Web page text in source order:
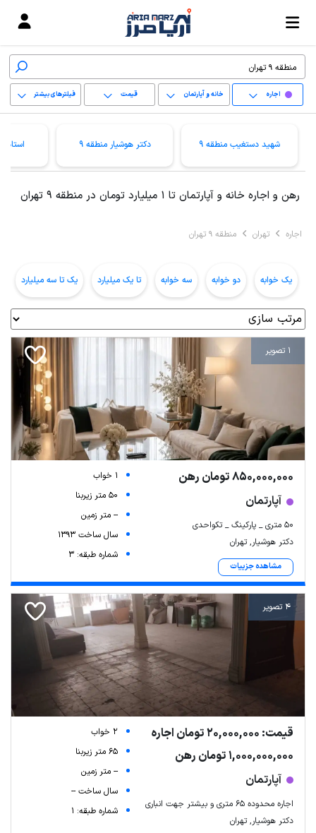
اجاره خانه و آپارتمان قیمت فیلترهای بیشتر
پاک کردن محدوده
شهید دستغیب منطقه 9 دکتر هوشیار منطقه 9 استاد
رهن و اجاره خانه و آپارتمان تا 1 میلیارد تومان در منطقه 9 تهران
اجاره تهران منطقه 9 تهران
یک خوابه دو خوابه سه خوابه تا یک میلیارد یک تا سه میلیارد
1 تصویر
850,000,000 تومان رهن
آپارتمان
۵۰ متری _ پارکینگ _ تکواحدی
دکتر هوشیار, تهران
مشاهده جزییات
1 خواب
50 متر زیربنا
-- متر زمین
سال ساخت 1393
شماره طبقه: 3
4 تصویر
قیمت: 20,000,000 تومان اجاره
1,000,000,000 تومان رهن
آپارتمان
اجاره محدوده ۶۵ متری و بیشتر جهت انباری
دکتر هوشیار, تهران
2 خواب
65 متر زیربنا
-- متر زمین
سال ساخت --
شماره طبقه: 1